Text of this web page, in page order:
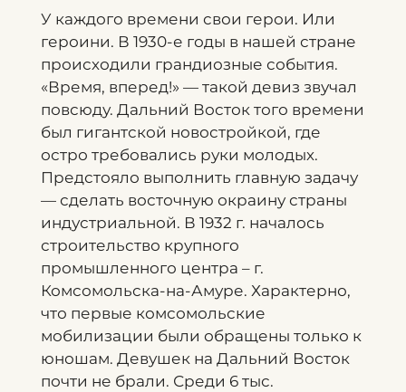
У каждого времени свои герои. Или
героини. В 1930-е годы в нашей стране
происходили грандиозные события.
«Время, вперед!» — такой девиз звучал
повсюду. Дальний Восток того времени
был гигантской новостройкой, где
остро требовались руки молодых.
Предстояло выполнить главную задачу
— сделать восточную окраину страны
индустриальной. В 1932 г. началось
строительство крупного
промышленного центра – г.
Комсомольска-на-Амуре. Характерно,
что первые комсомольские
мобилизации были обращены только к
юношам. Девушек на Дальний Восток
почти не брали. Среди 6 тыс.